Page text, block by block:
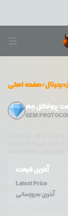
صفحه اصلی/
پروتکل جم
GEM
آخرین قیمت
Latest Price
آخرین به‌روزسانی